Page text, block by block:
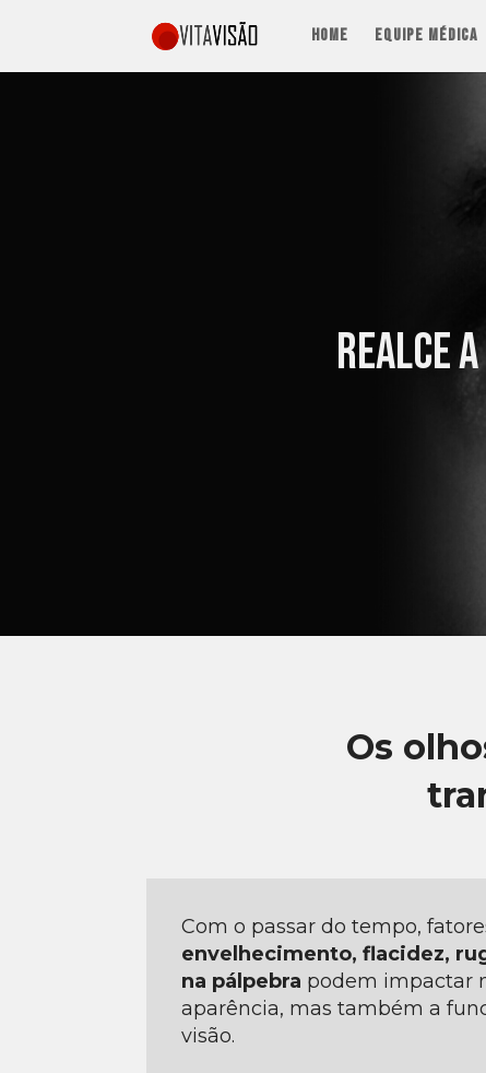
Home Equipe Médica
Realce
Os
Com o passar do tempo,
envelhecimento, flacidez,
na pálpebra podem impactar
aparência, mas também a
visão.